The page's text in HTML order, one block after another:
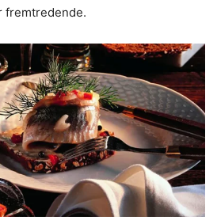
fremtredende.